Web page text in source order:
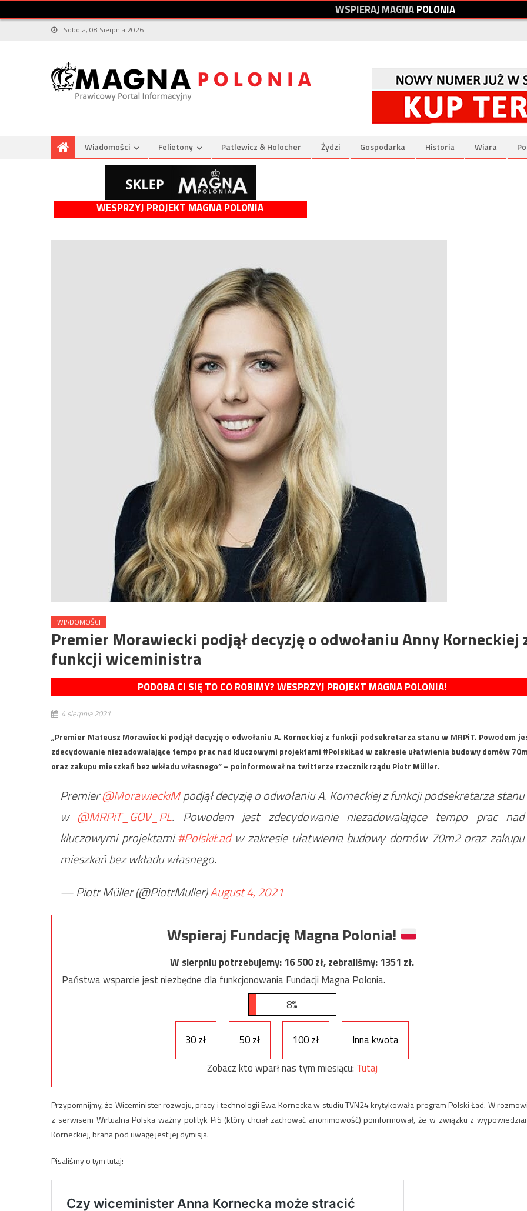
WSPIERAJMAGNAPOLONIA
Sobota, 08 Sierpnia 2026
Wiadomości Felietony Patlewicz & Holocher Żydzi Gospodarka Historia Wiara
WESPRZYJ PROJEKT MAGNA POLONIA
WIADOMOŚCI
Premier Morawiecki podjął decyzję o odwołaniu Anny Korneckiej
funkcji wiceministra
PODOBA CI SIĘ TO CO ROBIMY? WESPRZYJ PROJEKT MAGNA POLONIA!
4 sierpnia 2021
„Premier Mateusz Morawiecki podjął decyzję o odwołaniu A. Korneckiej z funkcji podsekretarza stanu w MRPiT. Powodem
zdecydowanie niezadowalające tempo prac nad kluczowymi projektami #PolskiŁad w zakresie ułatwienia budowy domów
oraz zakupu mieszkań bez wkładu własnego” – poinformował na twitterze rzecznik rządu Piotr Müller.
Premier@MorawieckiMpodjął decyzję o odwołaniu A. Korneckiej z funkcji podsekretarza stanu
w @MRPiT_GOV_PL. Powodem jest zdecydowanie niezadowalające tempo prac nad
kluczowymi projektami#PolskiŁadw zakresie ułatwienia budowy domów 70m2 oraz zakupu
mieszkań bez wkładu własnego.
— Piotr Müller (@PiotrMuller)August 4, 2021
Wspieraj Fundację Magna Polonia!
W sierpniu potrzebujemy:16 500zł, zebraliśmy:1351 zł.
Państwa wsparcie jest niezbędne dla funkcjonowania Fundacji Magna Polonia.
8%
30 zł 50 zł 100 zł
Inna kwota
Zobacz kto wparł nas tym miesiącu: Tutaj
Przypomnijmy, że Wiceminister rozwoju, pracy i technologii Ewa Kornecka w studiu TVN24 krytykowała program Polski Ład. W
z serwisem Wirtualna Polska ważny polityk PiS (który chciał zachować anonimowość) poinformował, że w związku z
Korneckiej, brana pod uwagę jest jej dymisja.
Pisaliśmy o tym tutaj: